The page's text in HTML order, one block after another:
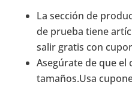
La sección de
de prueba tiene
salir gratis con
Asegúrate de que el
tamaños.Usa